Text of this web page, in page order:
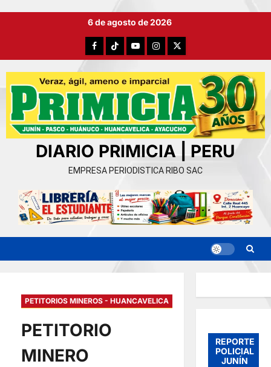
6 de agosto de 2026
FacebookTikTokYouTubeInstagram
X
DIARIO PRIMICIA | PERU
EMPRESA PERIODISTICA RIBO SAC
PETITORIOS MINEROS - HUANCAVELICA
PETITORIO
MINERO
REPORTE
POLICIAL
JUNÍN